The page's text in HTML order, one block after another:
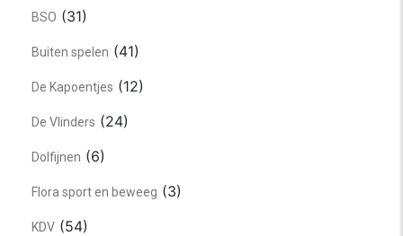
BSO (31)
Buiten spelen (41)
De Kapoentjes (12)
De Vlinders (24)
Dolfijnen (6)
Flora sport en beweeg (3)
KDV (54)